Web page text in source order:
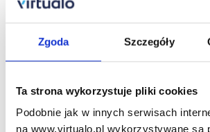
Zgoda Szczegóły
Ta strona wykorzystuje pliki cookies
Podobnie jak w innych serwisach
na www.virtualo.pl wykorzystywane są
Filtruj